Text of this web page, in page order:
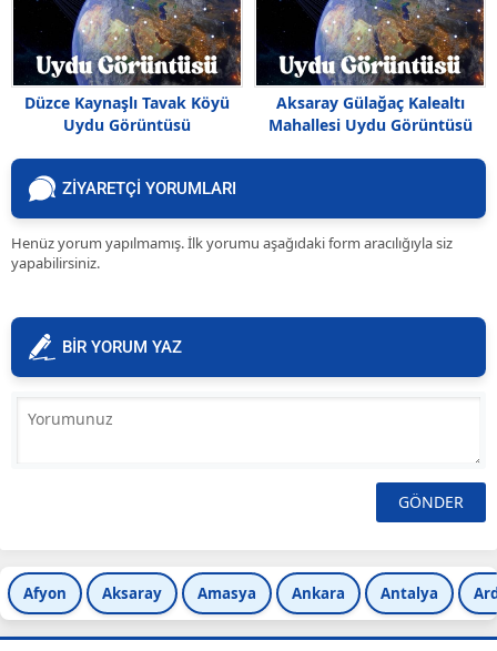
Düzce Kaynaşlı Tavak Köyü
Uydu Görüntüsü
Aksaray Gülağaç Kalealtı
Mahallesi Uydu Görüntüsü
ZİYARETÇİ YORUMLARI
Henüz yorum yapılmamış. İlk yorumu aşağıdaki form aracılığıyla siz
yapabilirsiniz.
BİR YORUM YAZ
Afyon Aksaray Amasya Ankara Antalya